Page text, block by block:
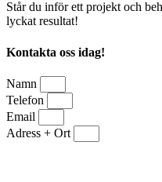
Står du inför ett projekt och
lyckat resultat!
Kontakta oss idag!
Namn
Telefon
Email
Adress + Ort